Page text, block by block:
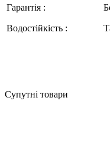
Гарантія :
Водостійкість :
Супутні товари